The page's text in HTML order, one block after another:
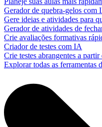
Gerador de quebra-gelos com
Gere ideias e atividades para
Gerador de atividades de
Crie avaliações formativas
Criador de testes com IA
Crie testes abrangentes a
Explorar todas as ferramentas